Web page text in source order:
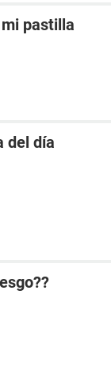
pastilla
del día